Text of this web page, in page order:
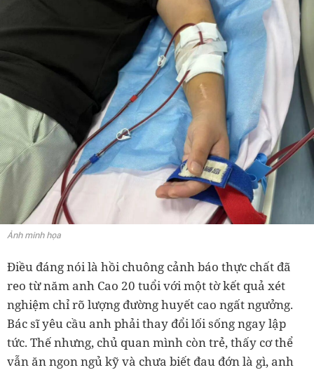
Ảnh minh họa
Điều đáng nói là hồi chuông cảnh báo thực chất đã
reo từ năm anh Cao 20 tuổi với một tờ kết quả xét
nghiệm chỉ rõ lượng đường huyết cao ngất ngưởng.
Bác sĩ yêu cầu anh phải thay đổi lối sống ngay lập
tức. Thế nhưng, chủ quan mình còn trẻ, thấy cơ thể
vẫn ăn ngon ngủ kỹ và chưa biết đau đớn là gì, anh